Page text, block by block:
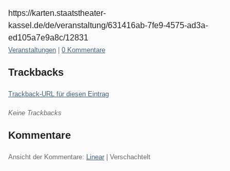
https://karten.staatstheater-
kassel.de/de/veranstaltung/631416ab-7fe9-4575-ad3a-
ed105a7e9a8c/12831
Kategorien:
Veranstaltungen 0 Kommentare
Trackbacks
Trackback-URL für diesen Eintrag
Keine Trackbacks
Kommentare
Ansicht der Kommentare: Linear | Verschachtelt